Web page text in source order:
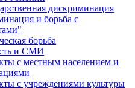
дискриминация
и борьба с
борьба
и СМИ
с местным населением и
с учреждениями культуры